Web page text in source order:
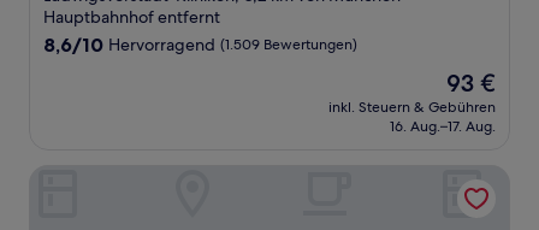
Hauptbahnhof entfernt
8.6
8,6/10 Hervorragend (1.509 Bewertungen)
Der
Preis
beträgt
93 €
inkl. Steuern & Gebühren
16. Aug.–17. Aug.